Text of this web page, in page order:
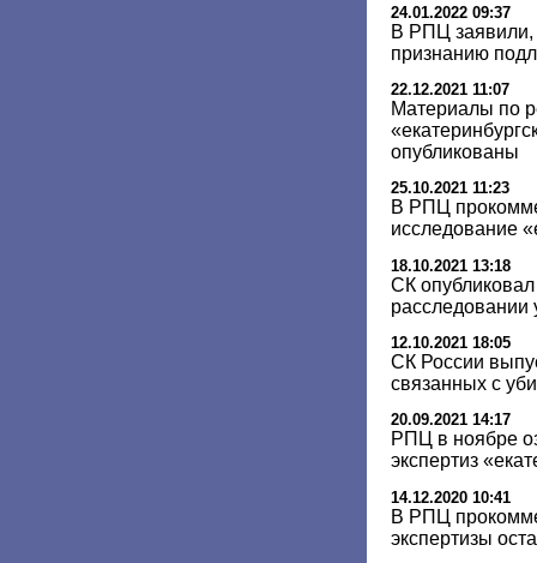
24.01.2022 09:37
В РПЦ заявили,
признанию
22.12.2021 11:07
Материалы по
опубликованы
25.10.2021 11:23
В РПЦ
исследование
18.10.2021 13:18
СК опубликовал
расследовании
12.10.2021 18:05
СК России
связанных с
20.09.2021 14:17
РПЦ в ноябре
экспертиз
14.12.2020 10:41
В РПЦ
экспертизы